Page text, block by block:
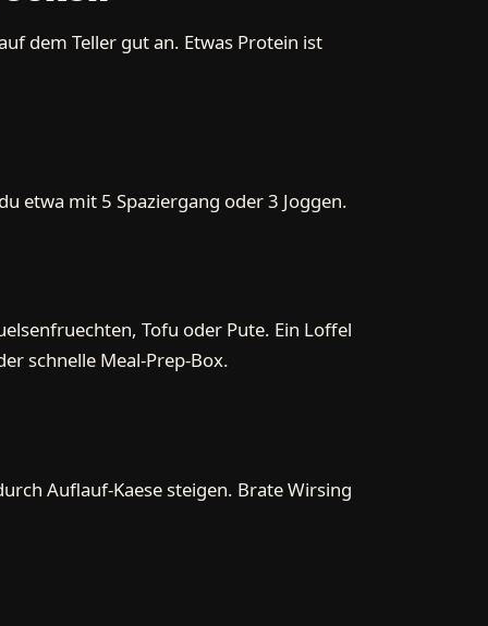
dem Teller gut an. Etwas Protein ist
etwa mit 5 Spaziergang oder 3 Joggen.
Tofu oder Pute. Ein Loffel
schnelle Meal-Prep-Box.
Auflauf-Kaese steigen. Brate Wirsing